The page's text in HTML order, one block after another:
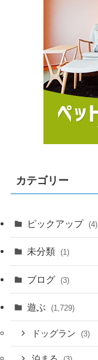
カテゴリー
ピックアップ (4)
未分類 (1)
ブログ (3)
遊ぶ (1,729)
ドッグラン (3)